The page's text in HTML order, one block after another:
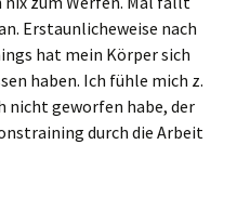
Erstaunlicheweise nach
hat mein Körper sich
haben. Ich fühle mich z.
nicht geworfen habe, der
durch die Arbeit